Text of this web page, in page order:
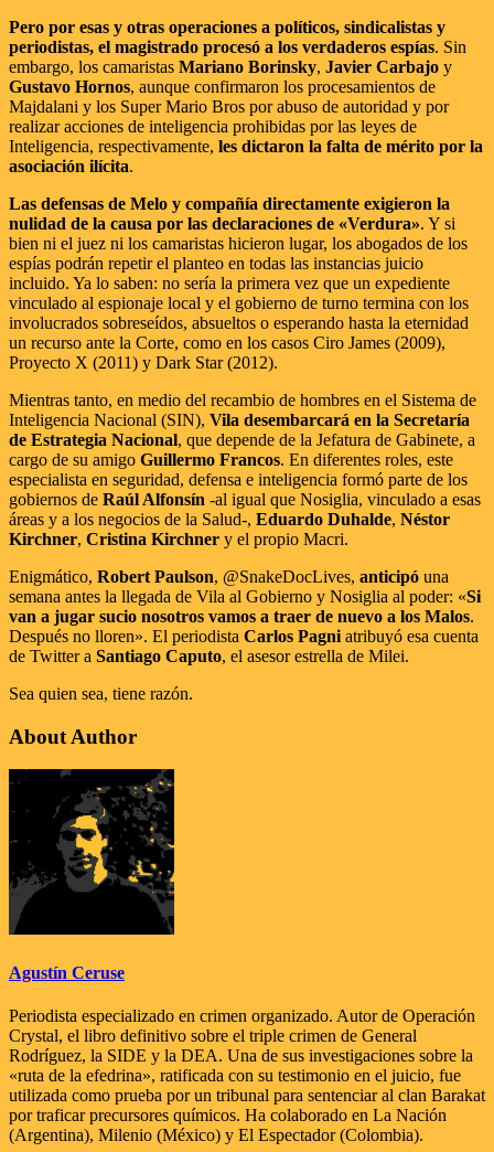
Pero por esas y otras operaciones a políticos, sindicalistas y
periodistas, el magistrado procesó a los verdaderos espías. Sin
embargo, los camaristas Mariano Borinsky, Javier Carbajo y
Gustavo Hornos, aunque confirmaron los procesamientos de
Majdalani y los Super Mario Bros por abuso de autoridad y por
realizar acciones de inteligencia prohibidas por las leyes de
Inteligencia, respectivamente, les dictaron la falta de mérito por la
asociación ilícita.
Las defensas de Melo y compañía directamente exigieron la
nulidad de la causa por las declaraciones de «Verdura». Y si
bien ni el juez ni los camaristas hicieron lugar, los abogados de los
espías podrán repetir el planteo en todas las instancias juicio
incluido. Ya lo saben: no sería la primera vez que un expediente
vinculado al espionaje local y el gobierno de turno termina con los
involucrados sobreseídos, absueltos o esperando hasta la eternidad
un recurso ante la Corte, como en los casos Ciro James (2009),
Proyecto X (2011) y Dark Star (2012).
Mientras tanto, en medio del recambio de hombres en el Sistema de
Inteligencia Nacional (SIN), Vila desembarcará en la Secretaría
de Estrategia Nacional, que depende de la Jefatura de Gabinete, a
cargo de su amigo Guillermo Francos. En diferentes roles, este
especialista en seguridad, defensa e inteligencia formó parte de los
gobiernos de Raúl Alfonsín -al igual que Nosiglia, vinculado a esas
áreas y a los negocios de la Salud-, Eduardo Duhalde, Néstor
Kirchner, Cristina Kirchner y el propio Macri.
Enigmático, Robert Paulson, @SnakeDocLives, anticipó una
semana antes la llegada de Vila al Gobierno y Nosiglia al poder: «Si
van a jugar sucio nosotros vamos a traer de nuevo a los Malos.
Después no lloren». El periodista Carlos Pagni atribuyó esa cuenta
de Twitter a Santiago Caputo, el asesor estrella de Milei.
Sea quien sea, tiene razón.
About Author
Agustín Ceruse
Periodista especializado en crimen organizado. Autor de Operación
Crystal, el libro definitivo sobre el triple crimen de General
Rodríguez, la SIDE y la DEA. Una de sus investigaciones sobre la
«ruta de la efedrina», ratificada con su testimonio en el juicio, fue
utilizada como prueba por un tribunal para sentenciar al clan Barakat
por traficar precursores químicos. Ha colaborado en La Nación
(Argentina), Milenio (México) y El Espectador (Colombia).